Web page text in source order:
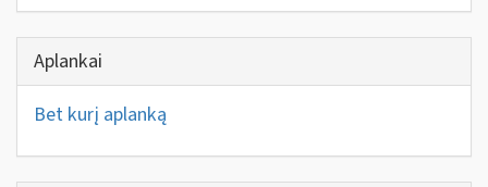
Aplankai
Bet kurį aplanką